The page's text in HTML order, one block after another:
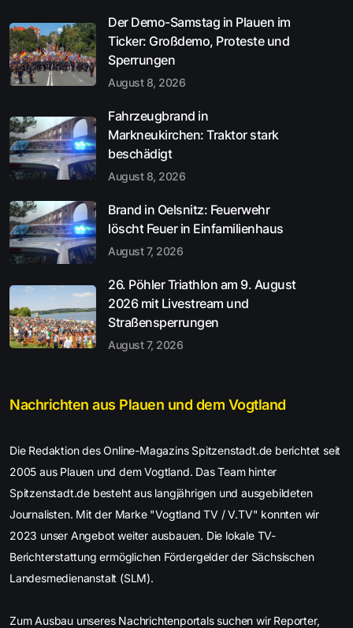
Der Demo-Samstag in Plauen im
Ticker: Großdemo, Proteste und
Sperrungen
August 8, 2026
Fahrzeugbrand in
Markneukirchen: Traktor stark
beschädigt
August 8, 2026
Brand in Oelsnitz: Feuerwehr
löscht Feuer in Einfamilienhaus
August 7, 2026
26. Pöhler Triathlon am 9. August
2026 mit Livestream und
Straßensperrungen
August 7, 2026
Nachrichten aus Plauen und dem Vogtland
Die Redaktion des Online-Magazins Spitzenstadt.de berichtet seit
2005 aus Plauen und dem Vogtland. Das Team hinter
Spitzenstadt.de besteht aus langjährigen und ausgebildeten
Journalisten. Mit der Marke "Vogtland TV / V.TV" konnten wir
2023 unser Angebot weiter ausbauen. Die lokale TV-
Berichterstattung ermöglichen Fördergelder der Sächsischen
Landesmedienanstalt (SLM).
Zum Ausbau unseres Nachrichtenportals suchen wir Reporter,